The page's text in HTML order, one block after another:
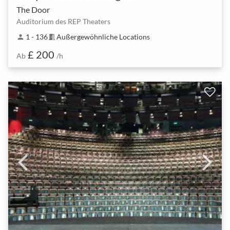
The Door
Auditorium des REP Theaters
person 1 - 136meeting_room Außergewöhnliche Locations
Ab £ 200 /h